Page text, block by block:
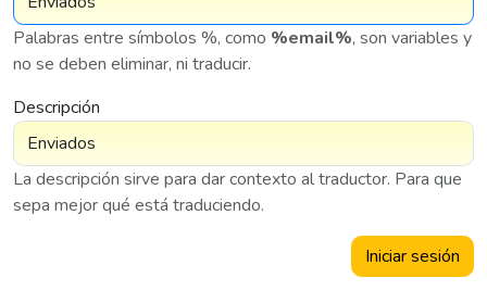
Palabras entre símbolos %, como %email%, son variables y
no se deben eliminar, ni traducir.
Descripción
La descripción sirve para dar contexto al traductor. Para que
sepa mejor qué está traduciendo.
Iniciar sesión